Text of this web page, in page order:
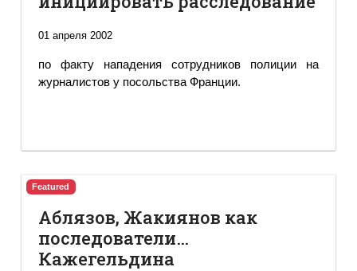
01 апреля 2002
по факту нападения сотрудников полиции на
журналистов у посольства Франции.
Featured
Аблязов, Жакиянов как
последователи…
Кажегельдина